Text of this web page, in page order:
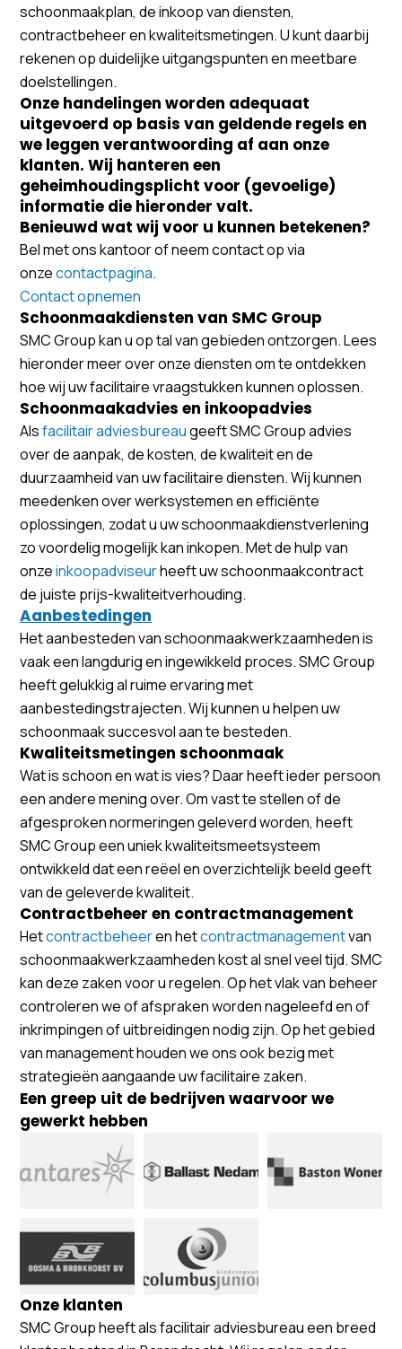
schoonmaakplan, de inkoop van diensten,
contractbeheer en kwaliteitsmetingen. U kunt daarbij
rekenen op duidelijke uitgangspunten en meetbare
doelstellingen.
Onze handelingen worden adequaat
uitgevoerd op basis van geldende regels en
we leggen verantwoording af aan onze
klanten. Wij hanteren een
geheimhoudingsplicht voor (gevoelige)
informatie die hieronder valt.
Benieuwd wat wij voor u kunnen betekenen?
Bel met ons kantoor of neem contact op via
onzecontactpagina.
Contact opnemen
Schoonmaakdiensten van SMC Group
SMC Group kan u op tal van gebieden ontzorgen. Lees
hieronder meer over onze diensten om te ontdekken
hoe wij uw facilitaire vraagstukken kunnen oplossen.
Schoonmaakadvies en inkoopadvies
Alsfacilitair adviesbureaugeeft SMC Group advies
over de aanpak, de kosten, de kwaliteit en de
duurzaamheid van uw facilitaire diensten. Wij kunnen
meedenken over werksystemen en efficiënte
oplossingen, zodat u uw schoonmaakdienstverlening
zo voordelig mogelijk kan inkopen. Met de hulp van
onzeinkoopadviseurheeft uw schoonmaakcontract
de juiste prijs-kwaliteitverhouding.
Aanbestedingen
Het aanbesteden van schoonmaakwerkzaamheden is
vaak een langdurig en ingewikkeld proces. SMC Group
heeft gelukkig al ruime ervaring met
aanbestedingstrajecten. Wij kunnen u helpen uw
schoonmaak succesvol aan te besteden.
Kwaliteitsmetingen schoonmaak
Wat is schoon en wat is vies? Daar heeft ieder persoon
een andere mening over. Om vast te stellen of de
afgesproken normeringen geleverd worden, heeft
SMC Group een uniek kwaliteitsmeetsysteem
ontwikkeld dat een reëel en overzichtelijk beeld geeft
van de geleverde kwaliteit.
Contractbeheer en contractmanagement
Hetcontractbeheeren hetcontractmanagementvan
schoonmaakwerkzaamheden kost al snel veel tijd. SMC
kan deze zaken voor u regelen. Op het vlak van beheer
controleren we of afspraken worden nageleefd en of
inkrimpingen of uitbreidingen nodig zijn. Op het gebied
van management houden we ons ook bezig met
strategieën aangaande uw facilitaire zaken.
Een greep uit de bedrijven waarvoor we
gewerkt hebben
Onze klanten
SMC Group heeft als facilitair adviesbureau een breed